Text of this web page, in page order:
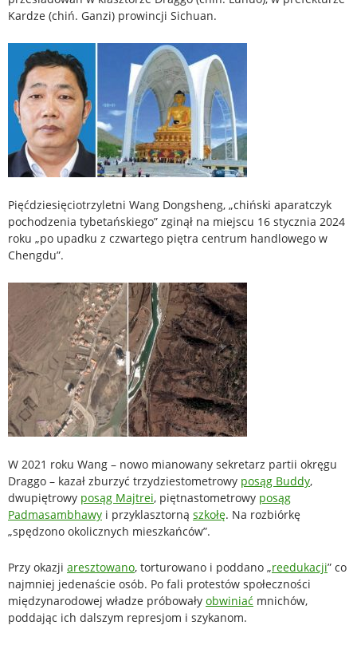
Kardze (chiń. Ganzi) prowincji Sichuan.
Pięćdziesięciotrzyletni Wang Dongsheng, „chiński aparatczyk
pochodzenia tybetańskiego” zginął na miejscu 16 stycznia 2024
roku „po upadku z czwartego piętra centrum handlowego w
Chengdu”.
W 2021 roku Wang – nowo mianowany sekretarz partii okręgu
Draggo – kazał zburzyć trzydziestometrowy posąg Buddy,
dwupiętrowy posąg Majtrei, piętnastometrowy posąg
Padmasambhawy i przyklasztorną szkołę. Na rozbiórkę
„spędzono okolicznych mieszkańców”.
Przy okazji aresztowano, torturowano i poddano „reedukacji” co
najmniej jedenaście osób. Po fali protestów społeczności
międzynarodowej władze próbowały obwiniać mnichów,
poddając ich dalszym represjom i szykanom.